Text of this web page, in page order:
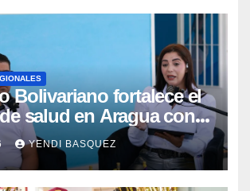
Bolivariano fortalece el
salud en Aragua con
del CDI La Mora
YENDI BASQUEZ